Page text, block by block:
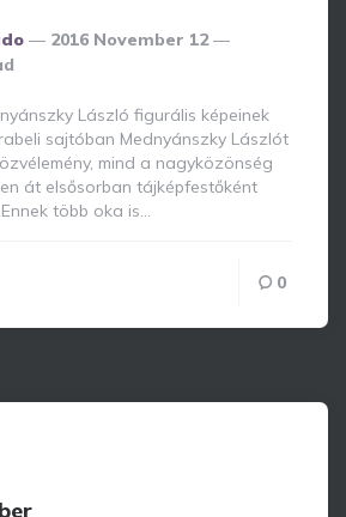
2016 November 12
László figurális képeinek
sajtóban Mednyánszky Lászlót
mind a nagyközönség
át elsősorban tájképfestőként
több oka is…
0